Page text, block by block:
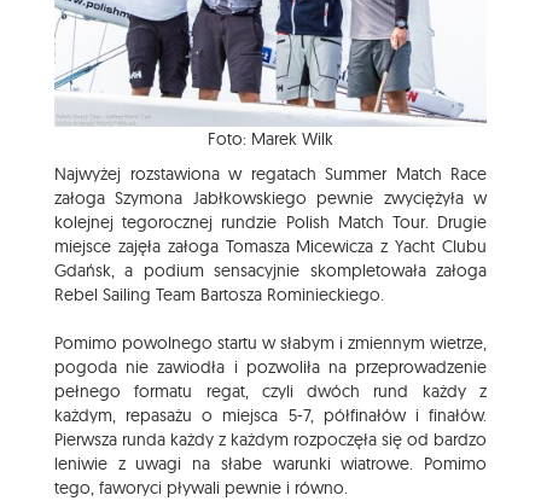
Foto: Marek Wilk
Najwyżej rozstawiona w regatach Summer Match Race
załoga Szymona Jabłkowskiego pewnie zwyciężyła w
kolejnej tegorocznej rundzie Polish Match Tour. Drugie
miejsce zajęła załoga Tomasza Micewicza z Yacht Clubu
Gdańsk, a podium sensacyjnie skompletowała załoga
Rebel Sailing Team Bartosza Rominieckiego.
Pomimo powolnego startu w słabym i zmiennym wietrze,
pogoda nie zawiodła i pozwoliła na przeprowadzenie
pełnego formatu regat, czyli dwóch rund każdy z
każdym, repasażu o miejsca 5-7, półfinałów i finałów.
Pierwsza runda każdy z każdym rozpoczęła się od bardzo
leniwie z uwagi na słabe warunki wiatrowe. Pomimo
tego, faworyci pływali pewnie i równo.